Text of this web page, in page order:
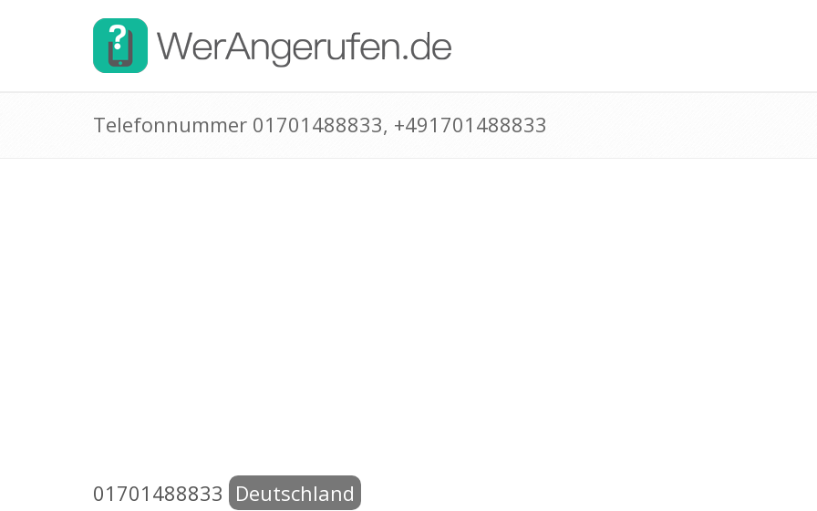
Telefonnummer 01701488833, +491701488833
01701488833 Deutschland